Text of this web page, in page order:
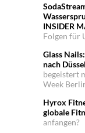
INSIDER
Folgen für
Glass
nach
begeistert
Week
Hyrox
globale
anfangen?